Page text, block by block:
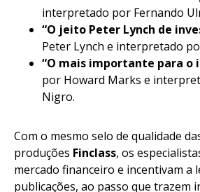
interpretado por Fernando
“O jeito Peter Lynch de
Peter Lynch e interpretado
“O mais importante para o
por Howard Marks e
Nigro.
Com o mesmo selo de qualidade
produções Finclass, os
mercado financeiro e incentivam a
publicações, ao passo que trazem